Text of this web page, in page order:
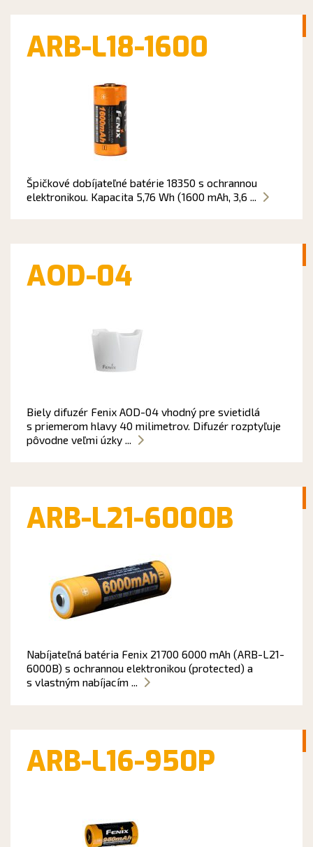
ARB-L18-1600
Špičkové dobíjateľné batérie 18350 s ochrannou
elektronikou. Kapacita 5,76 Wh (1600 mAh, 3,6 ...
AOD-04
Biely difuzér Fenix AOD-04 vhodný pre svietidlá
s priemerom hlavy 40 milimetrov. Difuzér rozptyľuje
pôvodne veľmi úzky ...
ARB-L21-6000B
Nabíjateľná batéria Fenix 21700 6000 mAh (ARB-L21-
6000B) s ochrannou elektronikou (protected) a
s vlastným nabíjacím ...
ARB-L16-950P